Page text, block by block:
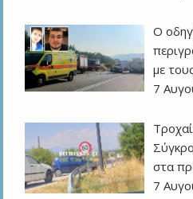
Ο
με
7
στα
7